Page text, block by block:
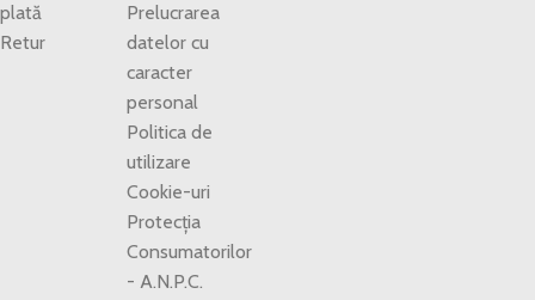
plată
Retur
Prelucrarea
datelor cu
caracter
personal
Politica de
utilizare
Cookie-uri
Protecția
Consumatorilor
- A.N.P.C.